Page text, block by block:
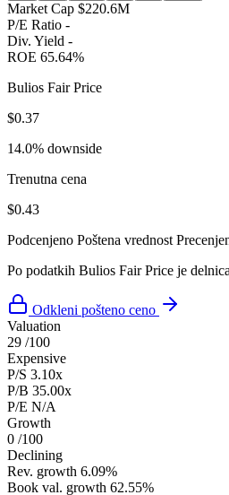
Market Cap $220.6M
P/E Ratio -
Div. Yield -
ROE 65.64%
Bulios Fair Price
$0.37
14.0% downside
Trenutna cena
$0.43
Podcenjeno Poštena vrednost
Po podatkih Bulios Fair Price je
Odkleni pošteno ceno
Valuation
29 /100
Expensive
P/S 3.10x
P/B 35.00x
P/E N/A
Growth
0 /100
Declining
Rev. growth 6.09%
Book val. growth 62.55%